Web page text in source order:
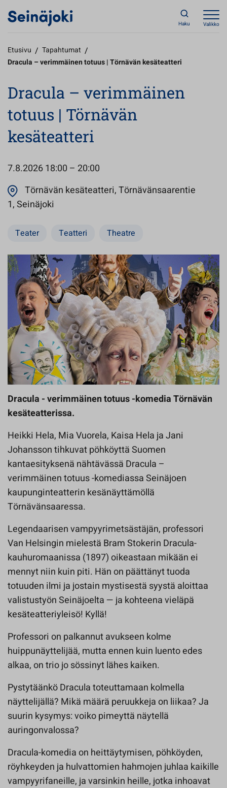
Haku Valikko
Etusivu / Tapahtumat /
Dracula – verimmäinen totuus | Törnävän kesäteatteri
Dracula – verimmäinen
totuus | Törnävän
kesäteatteri
7.8.202618:00 – 20:00
Törnävän kesäteatteri, Törnävänsaarentie
1, Seinäjoki
Teater Teatteri Theatre
Dracula - verimmäinen totuus -komedia Törnävän
kesäteatterissa.
Heikki Hela, Mia Vuorela, Kaisa Hela ja Jani
Johansson tihkuvat pöhköyttä Suomen
kantaesityksenä nähtävässä Dracula –
verimmäinen totuus -komediassa Seinäjoen
kaupunginteatterin kesänäyttämöllä
Törnävänsaaressa.
Legendaarisen vampyyrimetsästäjän, professori
Van Helsingin mielestä Bram Stokerin Dracula-
kauhuromaanissa (1897) oikeastaan mikään ei
mennyt niin kuin piti. Hän on päättänyt tuoda
totuuden ilmi ja jostain mystisestä syystä aloittaa
valistustyön Seinäjoelta — ja kohteena vieläpä
kesäteatteriyleisö! Kyllä!
Professori on palkannut avukseen kolme
huippunäyttelijää, mutta ennen kuin luento edes
alkaa, on trio jo sössinyt lähes kaiken.
Pystytäänkö Dracula toteuttamaan kolmella
näyttelijällä? Mikä määrä peruukkeja on liikaa? Ja
suurin kysymys: voiko pimeyttä näytellä
auringonvalossa?
Dracula-komedia on heittäytymisen, pöhköyden,
röyhkeyden ja hulvattomien hahmojen juhlaa kaikille
vampyyrifaneille, ja varsinkin heille, jotka inhoavat